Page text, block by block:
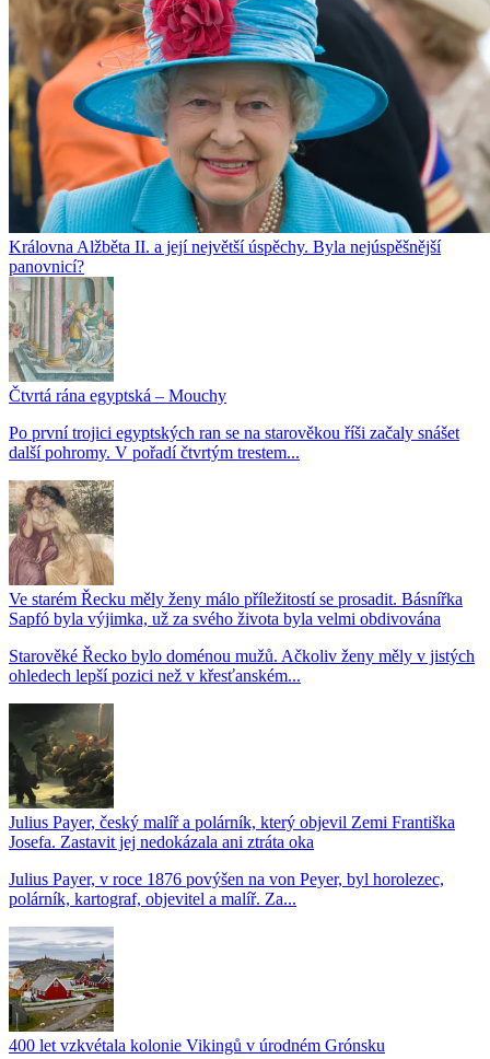
Královna Alžběta II. a její největší úspěchy. Byla nejúspěšnější
panovnicí?
Čtvrtá rána egyptská – Mouchy
Po první trojici egyptských ran se na starověkou říši začaly snášet
další pohromy. V pořadí čtvrtým trestem...
Ve starém Řecku měly ženy málo příležitostí se prosadit. Básnířka
Sapfó byla výjimka, už za svého života byla velmi obdivována
Starověké Řecko bylo doménou mužů. Ačkoliv ženy měly v jistých
ohledech lepší pozici než v křesťanském...
Julius Payer, český malíř a polárník, který objevil Zemi Františka
Josefa. Zastavit jej nedokázala ani ztráta oka
Julius Payer, v roce 1876 povýšen na von Peyer, byl horolezec,
polárník, kartograf, objevitel a malíř. Za...
400 let vzkvétala kolonie Vikingů v úrodném Grónsku